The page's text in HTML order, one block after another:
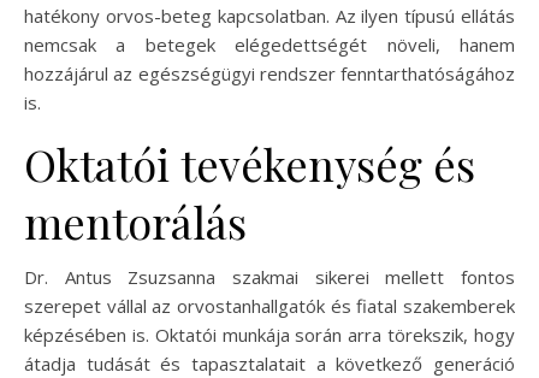
hatékony orvos-beteg kapcsolatban. Az ilyen típusú ellátás
nemcsak a betegek elégedettségét növeli, hanem
hozzájárul az egészségügyi rendszer fenntarthatóságához
is.
Oktatói tevékenység és
mentorálás
Dr. Antus Zsuzsanna szakmai sikerei mellett fontos
szerepet vállal az orvostanhallgatók és fiatal szakemberek
képzésében is. Oktatói munkája során arra törekszik, hogy
átadja tudását és tapasztalatait a következő generáció